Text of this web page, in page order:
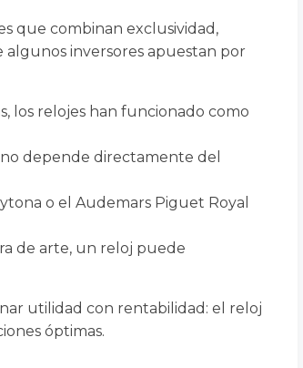
que combinan exclusividad,
inversores apuestan por
los relojes han funcionado como
depende directamente del
o el Audemars Piguet Royal
de arte, un reloj puede
utilidad con rentabilidad: el reloj
óptimas.